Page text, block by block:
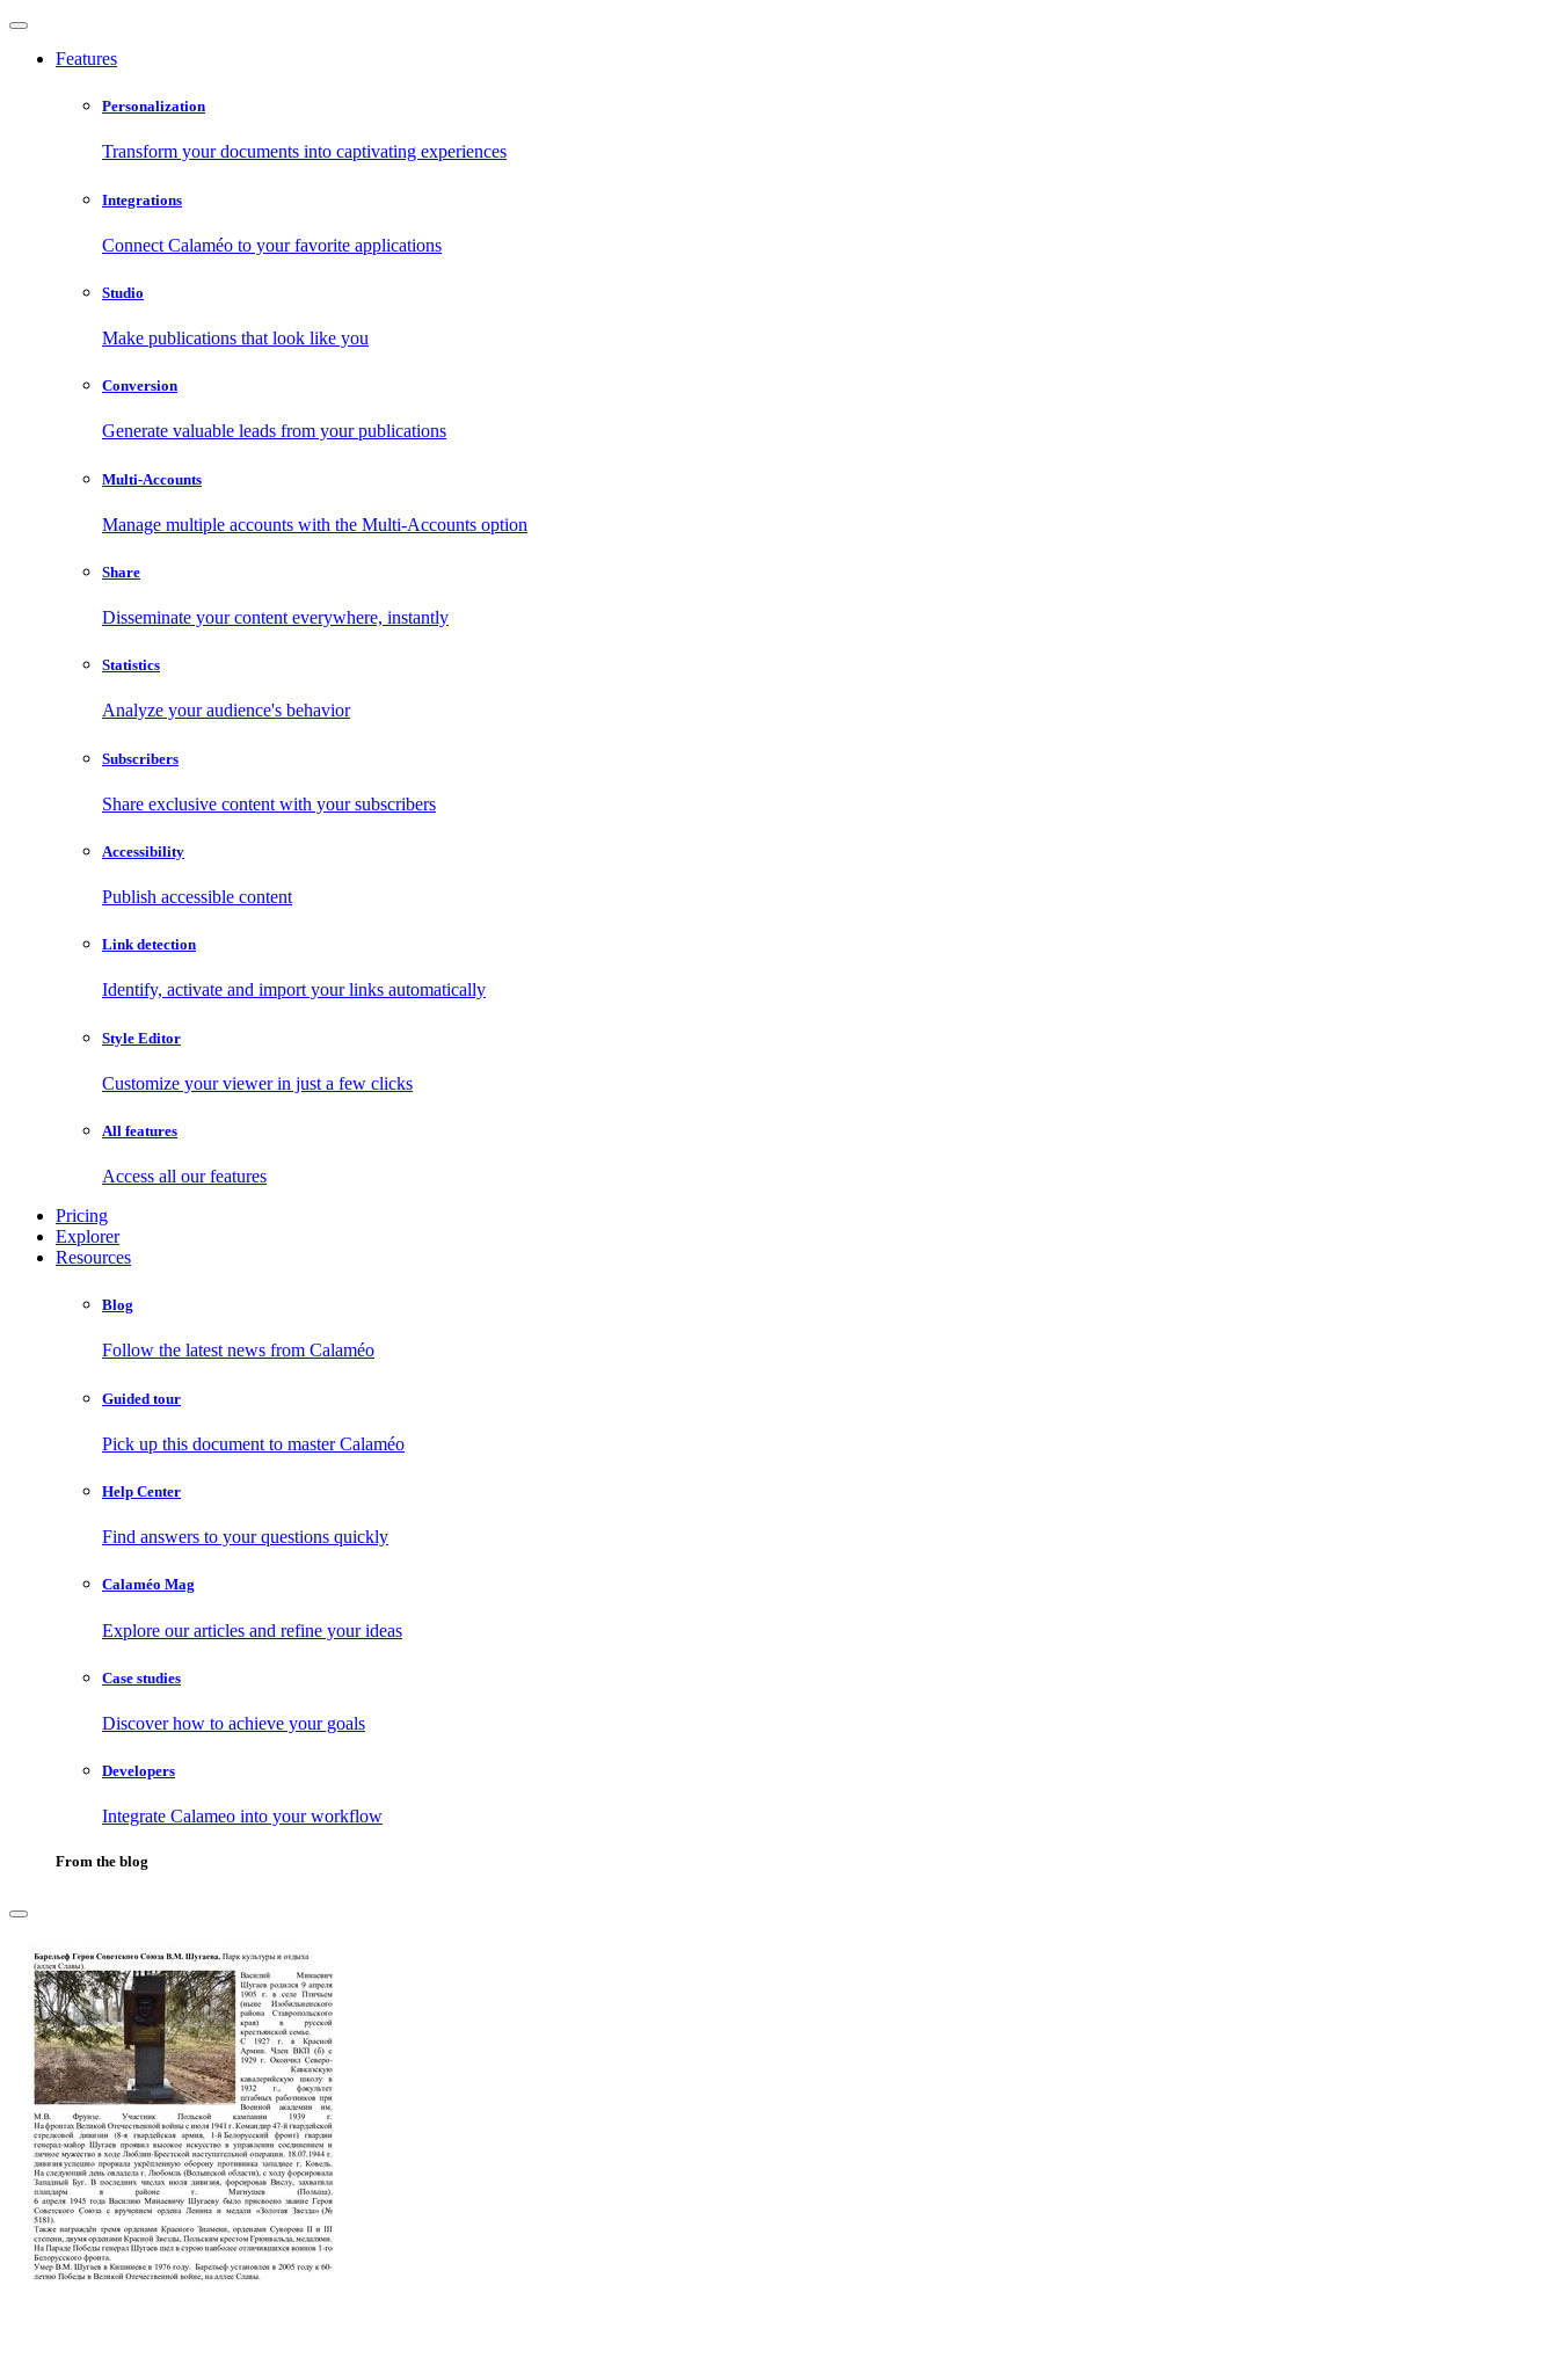
Features
Personalization
Transform your documents into captivating experiences
Integrations
Connect Calaméo to your favorite applications
Studio
Make publications that look like you
Conversion
Generate valuable leads from your publications
Multi-Accounts
Manage multiple accounts with the Multi-Accounts option
Share
Disseminate your content everywhere, instantly
Statistics
Analyze your audience's behavior
Subscribers
Share exclusive content with your subscribers
Accessibility
Publish accessible content
Link detection
Identify, activate and import your links automatically
Style Editor
Customize your viewer in just a few clicks
All features
Access all our features
Pricing
Explorer
Resources
Blog
Follow the latest news from Calaméo
Guided tour
Pick up this document to master Calaméo
Help Center
Find answers to your questions quickly
Calaméo Mag
Explore our articles and refine your ideas
Case studies
Discover how to achieve your goals
Developers
Integrate Calameo into your workflow
From the blog